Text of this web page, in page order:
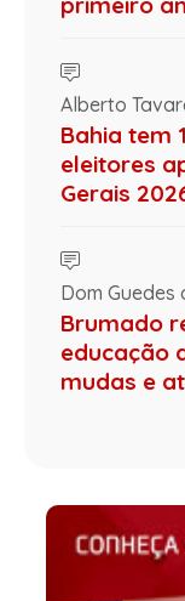
Alberto
Bahia tem
eleitores
Gerais
Dom Guedes
Brumado
educação
mudas e